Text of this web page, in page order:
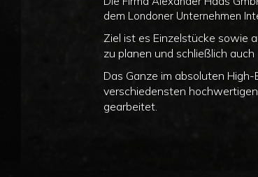
dem Londoner Unternehmen
Ziel ist es Einzelstücke sowie
zu planen und schließlich auch
Das Ganze im absoluten
verschiedensten
gearbeitet.